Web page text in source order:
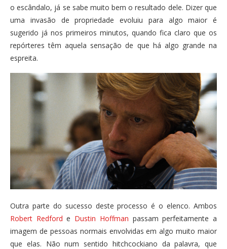
o escândalo, já se sabe muito bem o resultado dele. Dizer que
uma invasão de propriedade evoluiu para algo maior é
sugerido já nos primeiros minutos, quando fica claro que os
repórteres têm aquela sensação de que há algo grande na
espreita.
Outra parte do sucesso deste processo é o elenco. Ambos
Robert Redford e Dustin Hoffman passam perfeitamente a
imagem de pessoas normais envolvidas em algo muito maior
que elas. Não num sentido hitchcockiano da palavra, que